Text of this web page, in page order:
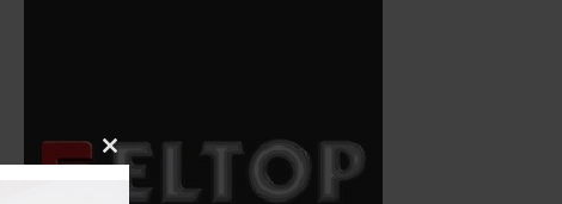
Close
this